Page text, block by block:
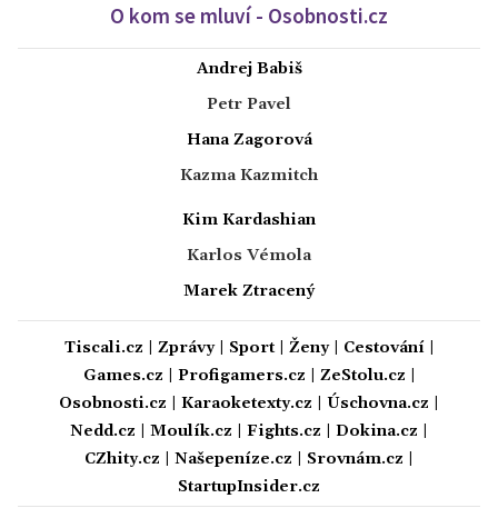
O kom se mluví - Osobnosti.cz
Andrej Babiš
Petr Pavel
Hana Zagorová
Kazma Kazmitch
Kim Kardashian
Karlos Vémola
Marek Ztracený
Tiscali.cz Zprávy| Sport| Ženy| Cestování|
Games.cz
Profigamers.cz ZeStolu.cz
Osobnosti.cz
Karaoketexty.cz Úschovna.cz
Nedd.cz
Moulík.cz Fights.cz Dokina.cz
CZhity.cz
Našepeníze.cz Srovnám.cz
StartupInsider.cz